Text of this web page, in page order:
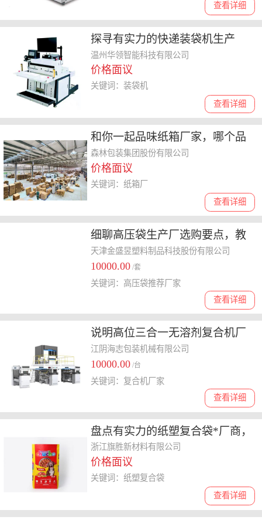
查看详细
探寻有实力的快递装袋机生产
商，全自动设备哪家性价比高
温州华领智能科技有限公司
价格面议
查看详细
关键词：装袋机
和你一起品味纸箱厂家，哪个品
牌性价比高选哪家
森林包装集团股份有限公司
价格面议
查看详细
关键词：纸箱厂
细聊高压袋生产厂选购要点，教
你如何选到靠谱厂家
天津金盛昱塑料制品科技股份有限公司
10000.00 /套
查看详细
关键词：高压袋推荐厂家
说明高位三合一无溶剂复合机厂
家怎么选择，好用的厂商有哪些
江阴海志包装机械有限公司
10000.00 /台
查看详细
关键词：复合机厂家
盘点有实力的纸塑复合袋*厂商，
哪家口碑好值得选
浙江旗胜新材料有限公司
价格面议
查看详细
关键词：纸塑复合袋